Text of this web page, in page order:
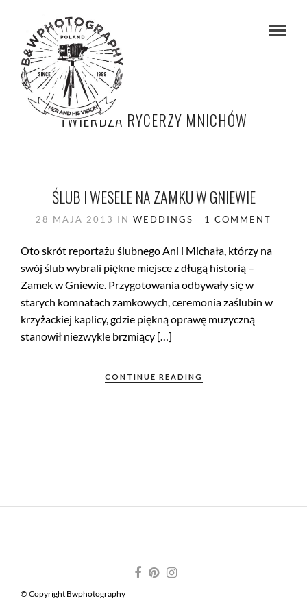
TWIERDZA RYCERZY MNICHÓW
ŚLUB I WESELE NA ZAMKU W GNIEWIE
28 MAJA 2013 IN WEDDINGS 1 COMMENT
Oto skrót reportażu ślubnego Ani i Michała, którzy na
swój ślub wybrali piękne miejsce z długą historią –
Zamek w Gniewie. Przygotowania odbywały się w
starych komnatach zamkowych, ceremonia zaślubin w
krzyżackiej kaplicy, gdzie piękną oprawę muzyczną
stanowił niezwykle brzmiący […]
CONTINUE READING
© Copyright Bwphotography